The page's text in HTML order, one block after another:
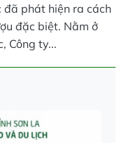
đã phát hiện ra cách
đặc biệt. Nằm ở
Công ty...